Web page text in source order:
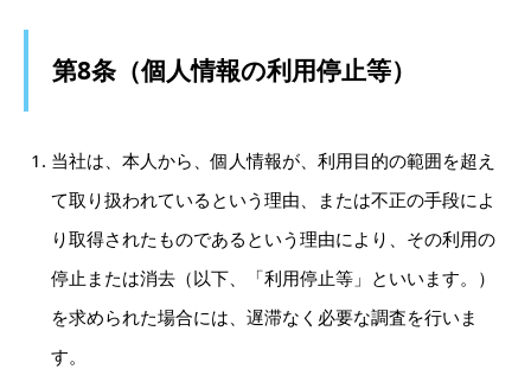
第8条（個人情報の利用停止等）
当社は、本人から、個人情報が、利用目的の範囲を超え
て取り扱われているという理由、または不正の手段によ
り取得されたものであるという理由により、その利用の
停止または消去（以下、「利用停止等」といいます。）
を求められた場合には、遅滞なく必要な調査を行いま
す。